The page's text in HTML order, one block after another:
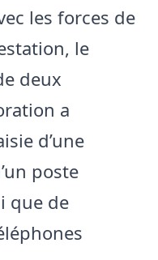
les forces de
le
deux
a
d’une
poste
que de